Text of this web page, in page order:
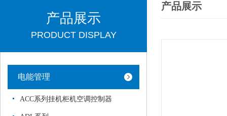
产品展示
PRODUCT DISPLAY
电能管理
ACC系列挂机柜机空调控制器
产品展示